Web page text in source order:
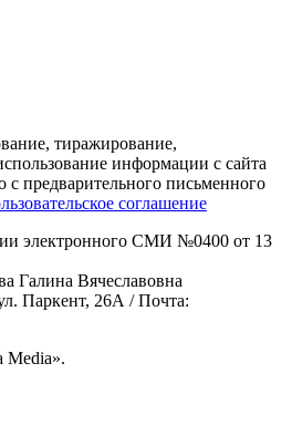
тиражирование,
информации с сайта
с предварительного письменного
соглашение
электронного СМИ №0400 от 13
Галина Вячеславовна
Паркент, 26А / Почта: